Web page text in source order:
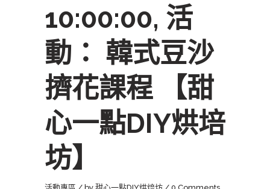
10:00:00, 活
動： 韓式豆沙
擠花課程 【甜
心一點DIY烘培
坊】